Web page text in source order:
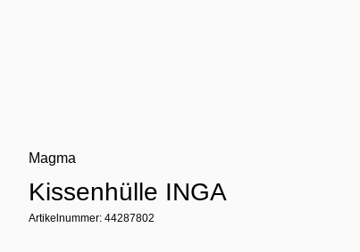
Magma
Kissenhülle INGA
Artikelnummer: 44287802